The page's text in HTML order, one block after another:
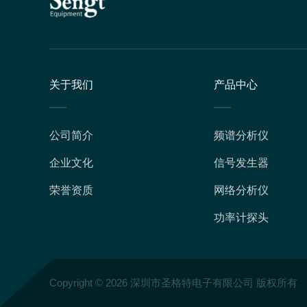
关于我们
公司简介
企业文化
荣誉资质
产品中心
频谱分析仪
信号发生器
网络分析仪
功率计探头
Copyright © 2026 深圳市圣格特电子有限公司 版权所有